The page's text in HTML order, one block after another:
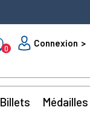
0
Connexion
Billets Médailles